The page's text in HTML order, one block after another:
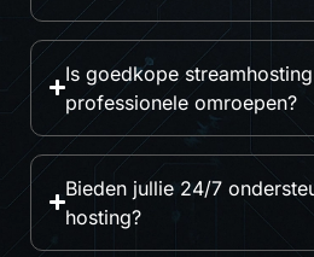
Is goedkope
professionele omroepen?
Bieden jullie 24/7
hosting?